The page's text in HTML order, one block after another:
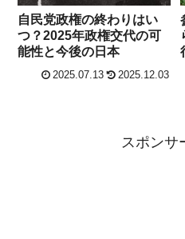
自民党政権の終わりはい
つ？2025年政権交代の可
能性と今後の日本
2025.07.13 2025.12.03
スポンサ